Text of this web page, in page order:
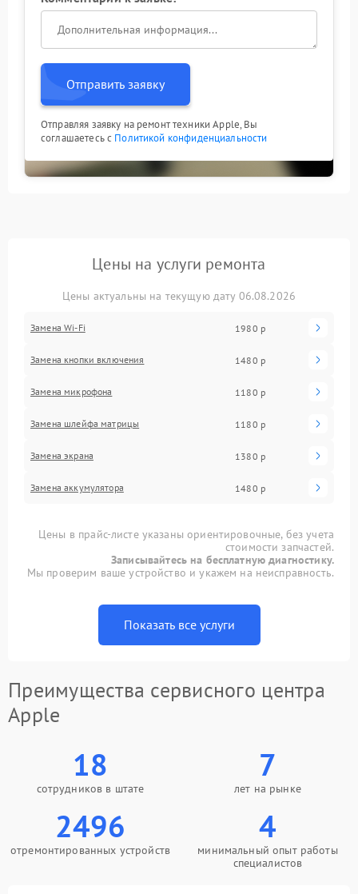
Отправить заявку
Отправляя заявку на ремонт техники Apple, Вы
соглашаетесь с Политикой конфиденциальности
Цены на услуги ремонта
Цены актуальны на текущую дату 06.08.2026
Замена Wi-Fi 1980 р
Замена кнопки включения 1480 р
Замена микрофона 1180 р
Замена шлейфа матрицы 1180 р
Замена экрана 1380 р
Замена аккумулятора 1480 р
Цены в прайс-листе указаны ориентировочные, без учета
стоимости запчастей.
Записывайтесь на бесплатную диагностику.
Мы проверим ваше устройство и укажем на неисправность.
Показать все услуги
Преимущества сервисного центра
Apple
18
сотрудников в штате
7
лет на рынке
2496
отремонтированных устройств
4
минимальный опыт работы
специалистов